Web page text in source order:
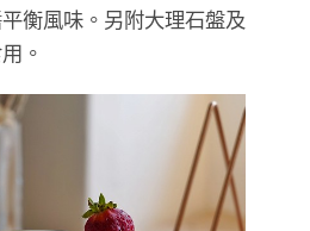
衡風味。另附大理石盤及
。